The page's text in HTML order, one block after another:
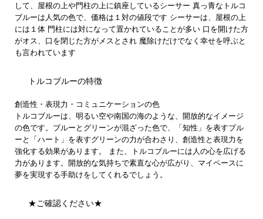
して、屋根の上や門柱の上に鎮座しているシーサー 真っ青なトルコ
ブルーは人気の色で、価格は１対の値段です シーサーは、屋根の上
には１体 門柱には対になって置かれていることが多い 口を開けた方
がオス、口を閉じた方がメスとされ 魔除けだけでなく幸せを呼ぶと
も言われています
トルコブルーの特徴
創造性・表現力・コミュニケーションの色
トルコブルーは、明るい空や南国の海のような、開放的なイメージ
の色です。ブルーとグリーンが混ざった色で、「知性」を表すブル
ーと「ハート」を表すグリーンの力が合わさり、創造性と表現力を
強化する効果があります。 また、トルコブルーには人の心を広げる
力があります。開放的な気持ちで素直な心が広がり、マイペースに
夢を実現する手助けをしてくれるでしょう。
★ご確認ください★